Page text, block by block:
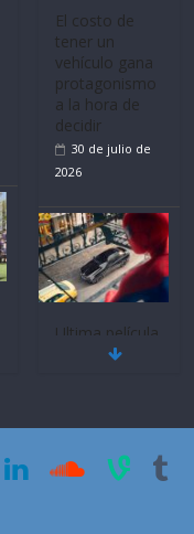
El costo de
tener un
vehículo gana
protagonismo
a la hora de
decidir
30 de julio de
2026
Ultima película
‘Spider‑Man:
29 de julio de